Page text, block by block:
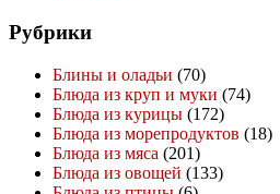
Рубрики
Блины и оладьи (70)
Блюда из круп и муки (74)
Блюда из курицы (172)
Блюда из морепродуктов (18)
Блюда из мяса (201)
Блюда из овощей (133)